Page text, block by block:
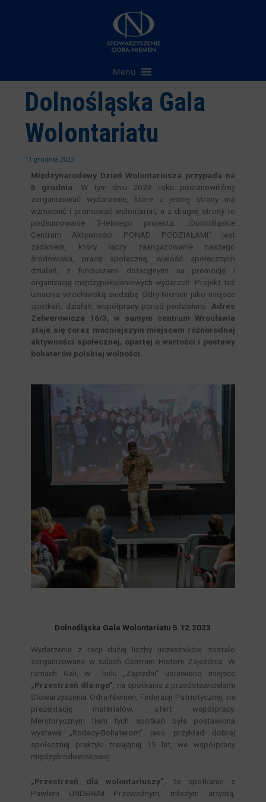
Menu
Dolnośląska Gala
Wolontariatu
11 grudnia 2023
Międzynarodowy Dzień Wolontariusza przypada na
5 grudnia. W tym dniu 2023 roku postanowiliśmy
zorganizować wydarzenie, które z jednej strony ma
wzmocnić i promować wolontariat, a z drugiej strony to
podsumowanie 3-letniego projektu. „Dolnośląskie
Centrum Aktywności PONAD PODZIAŁAMI” jest
zadaniem, który łączy zaangażowanie naszego
środowiska, pracę społeczną, wielość społecznych
działań, z funduszami dotacyjnymi na promocję i
organizację międzypokoleniowych wydarzeń. Projekt też
umacnia wrocławską siedzibę Odry-Niemen jako miejsce
spotkań, działań, współpracy ponad podziałami. Adres
Zelwerowicza 16/3, w samym centrum Wrocławia
staje się coraz mocniejszym miejscem różnorodnej
aktywności społecznej, opartej o wartości i postawy
bohaterów polskiej wolności.
Dolnośląska Gala Wolontariatu 5.12.2023
Wydarzenie z racji dużej liczby uczestników zostało
zorganizowane w salach Centrum Historii Zajezdnia. W
ramach Gali, w holu „Zajezdni” ustawiono miejsce
„Przestrzeń dla ngo”, na spotkania z przedstawicielami
Stowarzyszenia Odra-Niemen, Federacji Patriotycznej, na
prezentację materiałów, ofert współpracy.
Merytorycznym tłem tych spotkań była postawiona
wystawa „Rodacy-Bohaterom” jako przykład dobrej
społecznej praktyki trwającej 15 lat, we współpracy
międzyśrodowiskowej.
„Przestrzeń dla wolontariuszy”, to spotkanie z
Pawłem UNDEREM Przewoźnym, młodym artystą,